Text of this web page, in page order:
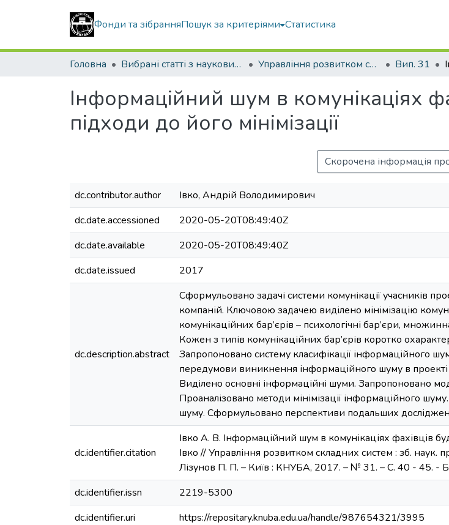
Фонди та зібранняПошук за критеріями Статистика
Головна Вибрані статті з наукових збірників КНУБА Управління розвитком складних систем Вип. 31
Інформаційний шум в комунікаціях
підходи до його мінімізації
Скорочена інформація
dc.contributor.author
Івко, Андрій Володимирович
dc.date.accessioned
2020-05-20T08:49:40Z
dc.date.available
2020-05-20T08:49:40Z
dc.date.issued
2017
dc.description.abstract
Сформульовано задачі системи комунікації учасників
компаній. Ключовою задачею виділено мінімізацію
комунікаційних бар’єрів – психологічні бар’єри,
Кожен з типів комунікаційних бар’єрів коротко
Запропоновано систему класифікації інформаційного
передумови виникнення інформаційного шуму в проекті
Виділено основні інформаційні шуми. Запропоновано
Проаналізовано методи мінімізації інформаційного
шуму. Сформульовано перспективи подальших
dc.identifier.citation
Івко А. В. Інформаційний шум в комунікаціях фахівців
Івко // Управління розвитком складних систем : зб. наук.
Лізунов П. П. – Київ : КНУБА, 2017. – № 31. – С. 40 - 45. -
dc.identifier.issn
2219-5300
dc.identifier.uri
https://repositary.knuba.edu.ua/handle/987654321/3995